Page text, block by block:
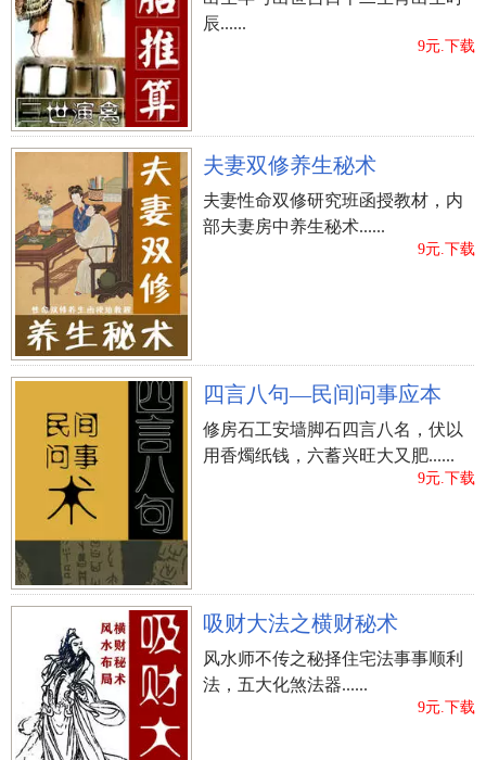
辰......
9元.下载
夫妻双修养生秘术
夫妻性命双修研究班函授教材，内
部夫妻房中养生秘术......
9元.下载
四言八句—民间问事应本
修房石工安墙脚石四言八名，伏以
用香燭纸钱，六蓄兴旺大又肥......
9元.下载
吸财大法之横财秘术
风水师不传之秘择住宅法事事顺利
法，五大化煞法器......
9元.下载